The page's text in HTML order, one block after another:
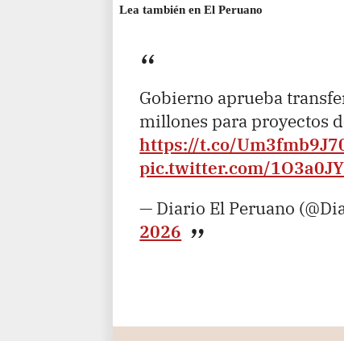
Lea también en El Peruano
Gobierno aprueba
millones para proyectos
https://t.co/
pic.twitter.com/
— Diario El Peruano
2026